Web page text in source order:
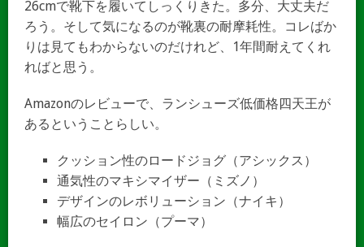
26cmで靴下を履いてしっくりきた。多分、大丈夫だ
ろう。そして気になるのが靴裏の耐摩耗性。コレばか
りは見てもわからないのだけれど、1年間耐えてくれ
ればと思う。
Amazonのレビューで、ランシューズ低価格四天王が
あるということらしい。
クッション性のロードジョグ（アシックス）
通気性のマキシマイザー（ミズノ）
デザインのレボリューション（ナイキ）
幅広のセイロン（プーマ）